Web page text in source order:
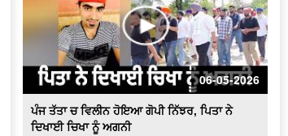
ਕਾਰਨ 'ਤੇ ਭੜਕੇ
ਪ੍ਰਦਰਸ਼ਨ
ਕਮੇਟੀ ਵਲੋਂ Press
ਦੇ ਹਾਲਾਤਾਂ ਨੂੰ ਲੈ ਕੇ
06-05-2026
ਪੰਜ ਤੱਤਾ ਚ ਵਿਲੀਨ ਹੋਇਆ ਗੋਪੀ ਨਿੱਝਰ, ਪਿਤਾ ਨੇ
ਦਿਖਾਈ ਚਿਖਾ ਨੂੰ ਅਗਨੀ